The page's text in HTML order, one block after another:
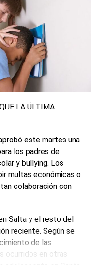
en los cuales
producidas por el
Corp.
19 vuelos a
9.473.290 dosis, por lo
un total de
ARGENTINAS
mortalidad y
de producir el
V
LA ÚLTIMA
este martes una
los padres de
y bullying. Los
multas económicas o
colaboración con
Salta y el resto del
reciente. Según se
de las
ocurridos en otras